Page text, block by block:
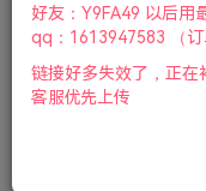
游戏介绍
蓝精灵卡丁车
赛车游戏，您需要找
分享蓝精灵卡丁车游
带其卡丁车和特殊力
好友：Y9FA49 以后用
qq：1613947583 （订
链接好多失效了，正在
客服优先上传